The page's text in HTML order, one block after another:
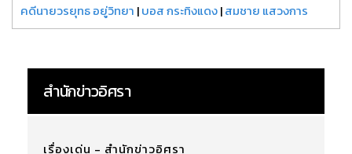
คดีนายวรยุทธ อยู่วิทยา |บอส กระทิงแดง|สมชาย แสวงการ
สำนักข่าวอิศรา
เรื่องเด่น - สำนักข่าวอิศรา